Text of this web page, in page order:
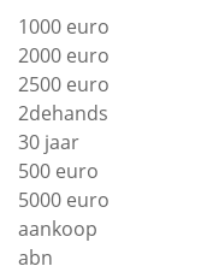
1000 euro
2000 euro
2500 euro
2dehands
30 jaar
500 euro
5000 euro
aankoop
abn